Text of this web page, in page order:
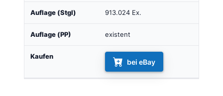
913.024 Ex.
existent
bei eBay